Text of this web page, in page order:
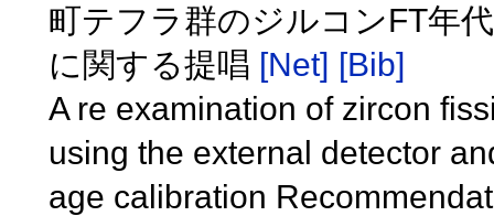
町テフラ群のジルコンFT年
に関する提唱 [Net] [Bib]
A re examination of zircon
using the external detector
age calibration